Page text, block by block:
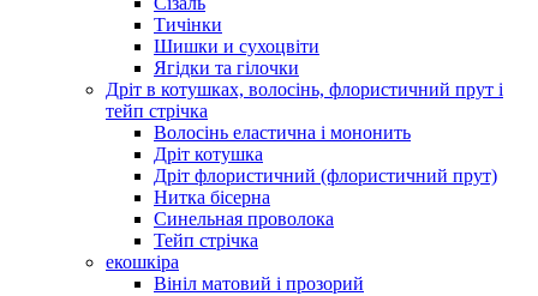
Тичінки
Шишки и сухоцвіти
Ягідки та гілочки
Дріт в котушках, волосінь, флористичний прут і
тейп стрічка
Волосінь еластична і мононить
Дріт котушка
Дріт флористичний (флористичний прут)
Нитка бісерна
Синельная проволока
Тейп стрічка
екошкіра
Вініл матовий і прозорий